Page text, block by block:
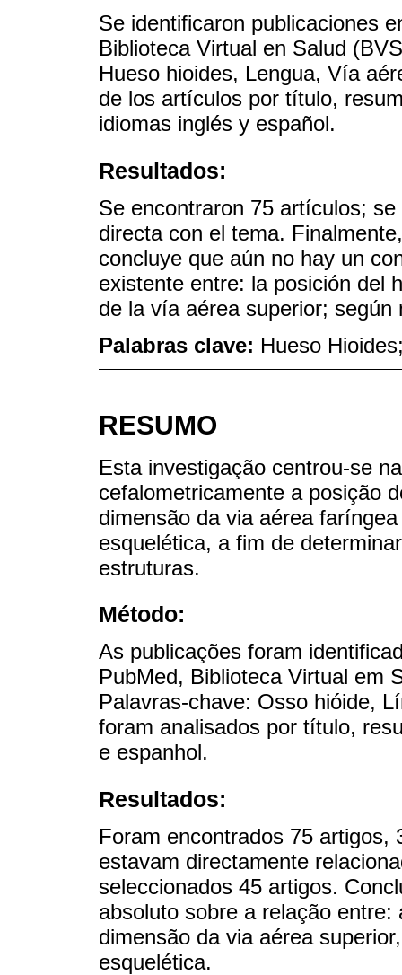
Se identificaron publicaciones
Biblioteca Virtual en Salud
Hueso hioides, Lengua, Vía
de los artículos por título,
idiomas inglés y español.
Resultados:
Se encontraron 75 artículos;
directa con el tema.
concluye que aún no hay un
existente entre: la posición del
de la vía aérea superior; según
Palabras clave: Hueso
RESUMO
Esta investigação centrou-se
cefalometricamente a posição
dimensão da via aérea
esquelética, a fim de
estruturas.
Método:
As publicações foram
PubMed, Biblioteca Virtual em
Palavras-chave: Osso hióide,
foram analisados por título,
e espanhol.
Resultados:
Foram encontrados 75 artigos,
estavam directamente
seleccionados 45 artigos.
absoluto sobre a relação
dimensão da via aérea
esquelética.